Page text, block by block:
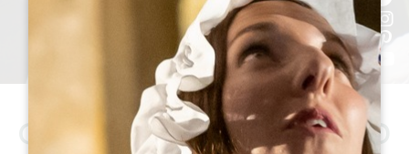
CET ÉTÉ, VIVEZ LE GRAND